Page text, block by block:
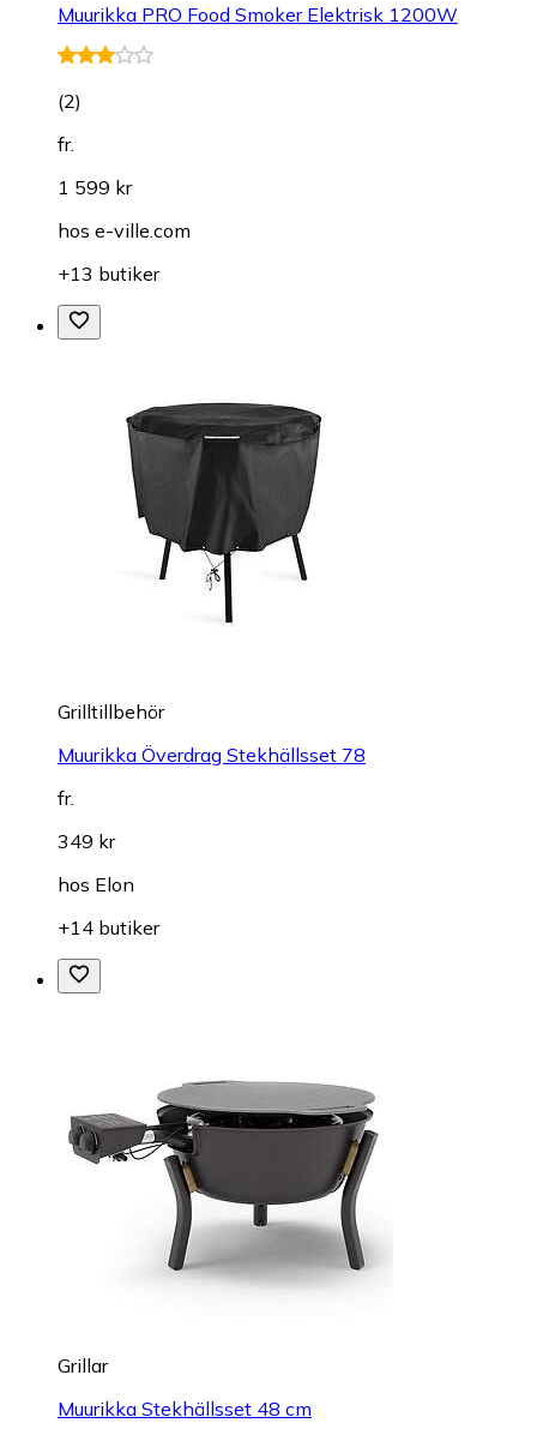
Muurikka PRO Food Smoker Elektrisk 1200W
(2)
fr.
1 599 kr
hos e-ville.com
+13 butiker
Grilltillbehör
Muurikka Överdrag Stekhällsset 78
fr.
349 kr
hos Elon
+14 butiker
Grillar
Muurikka Stekhällsset 48 cm